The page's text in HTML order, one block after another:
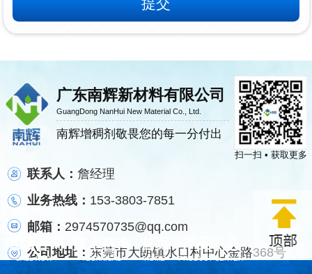
广东南辉新材料有限公司
GuangDong NanHui New Material Co., Ltd.
南辉增稠剂敬畏您的每一分付出
扫一扫 • 获取更多
联系人：詹经理
业务热线： 153-3803-7851
邮箱： 2974570735@qq.com
公司地址： 东莞市大朗镇水口村中心金路368号
电话咨询
CALL NOW
技术咨询
TECHNICAL
首页
HOME
产品中心
PRODUCT CENTER